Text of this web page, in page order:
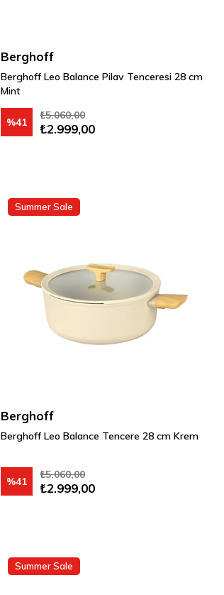
Berghoff
Berghoff Leo Balance Pilav Tenceresi 28 cm
Mint
₺2.999,00
₺5.060,00
%41
Berghoff
Berghoff Leo Balance Tencere 28 cm Krem
₺2.999,00
₺5.060,00
%41
Summer Sale
Summer Sale